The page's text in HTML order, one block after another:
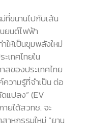
ที่ขนานไปกับเส้น
ยนต์ไฟฟ้า
ให้เป็นขุมพลังใหม่
เทศไทยใน
สของประเทศไทย
วามรู้ที่จำเป็น ต่อ
แปลง” (EV
ยใต้สวทช. จะ
าหกรรมใหม่ “ยาน